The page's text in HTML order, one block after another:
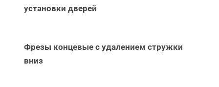
установки дверей
Фрезы концевые с удалением стружки
вниз